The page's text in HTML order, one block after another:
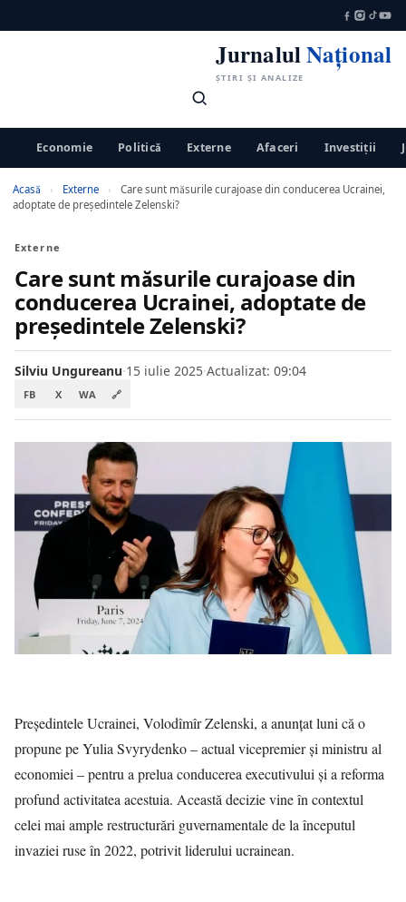
JurnalulNațional
ȘTIRI ȘI ANALIZE
Economie Politică Externe Afaceri Investiții
Acasă › Externe ›
Care sunt măsurile curajoase din conducerea Ucrainei,
adoptate de preşedintele Zelenski?
Externe
Care sunt măsurile curajoase din
conducerea Ucrainei, adoptate de
preşedintele Zelenski?
Silviu Ungureanu·15 iulie 2025·Actualizat: 09:04
FB X WA 🔗
Președintele Ucrainei, Volodîmîr Zelenski, a anunțat luni că o
propune pe Yulia Svyrydenko – actual vicepremier și ministru al
economiei – pentru a prelua conducerea executivului și a reforma
profund activitatea acestuia. Această decizie vine în contextul
celei mai ample restructurări guvernamentale de la începutul
invaziei ruse în 2022, potrivit liderului ucrainean.